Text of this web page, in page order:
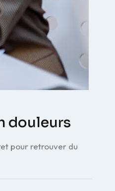
douleurs
pour retrouver du